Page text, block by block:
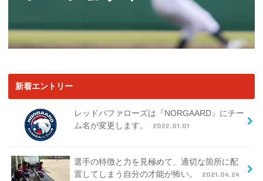
新着エントリー
レッドバファローズは『NORGAARD』にチー
ム名が変更します。
2022.01.01
選手の特徴と力を見極めて、適切な箇所に配
置してしまう自分の才能が怖い。
2021.04.24